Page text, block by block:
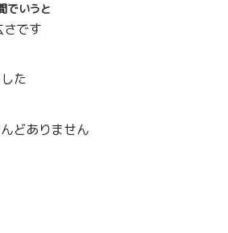
でいうと
です
た
どありません